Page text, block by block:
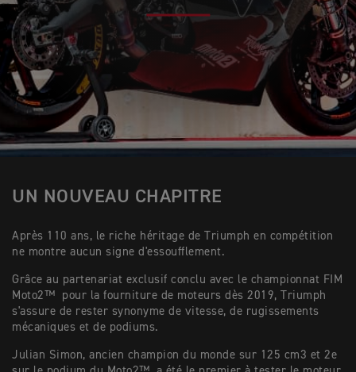
UN NOUVEAU CHAPITRE
Après 110 ans, le riche héritage de Triumph en compétition
ne montre aucun signe d'essoufflement.
Grâce au partenariat exclusif conclu avec le championnat FIM
Moto2™ pour la fourniture de moteurs dès 2019, Triumph
s'assure de rester synonyme de vitesse, de rugissements
mécaniques et de podiums.
Julian Simon, ancien champion du monde sur 125 cm3 et 2e